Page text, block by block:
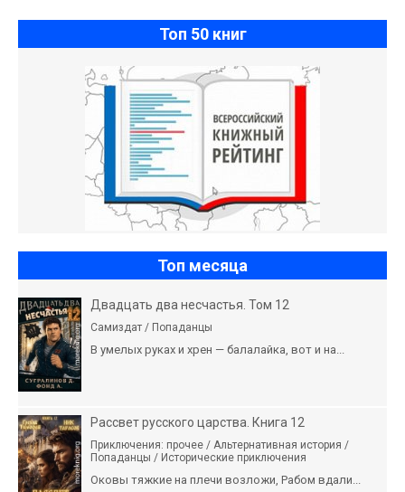
Топ 50 книг
Топ месяца
Двадцать два несчастья. Том 12
Самиздат / Попаданцы
В умелых руках и хрен — балалайка, вот и на...
Рассвет русского царства. Книга 12
Приключения: прочее / Альтернативная история /
Попаданцы / Исторические приключения
Оковы тяжкие на плечи возложи, Рабом вдали...